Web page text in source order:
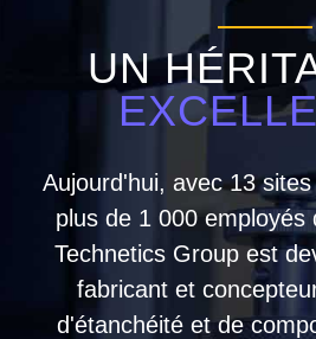
UN
Aujourd'hui, avec 13
plus de 1 000 employés
Technetics Group est
fabricant et
d'étanchéité et de